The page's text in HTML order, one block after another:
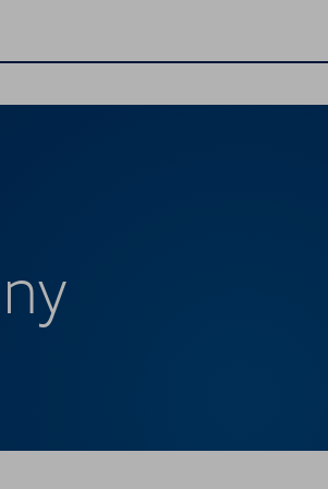
Leasing Jak Abonament